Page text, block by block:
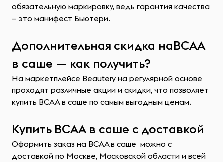
обязательную маркировку, ведь гарантия качества
– это манифест Бьютери.
Дополнительная скидка наBCAA
в саше — как получить?
На маркетплейсе Beautery на регулярной основе
проходят различные акции и скидки, что позволяет
купить BCAA в саше по самым выгодным ценам.
Купить BCAA в саше с доставкой
Оформить заказ на BCAA в саше можно с
доставкой по Москве, Московской области и всей